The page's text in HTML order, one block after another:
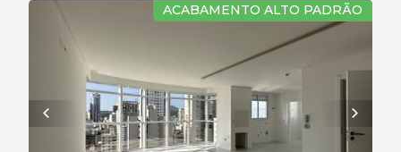
ACABAMENTO ALTO PADRÃO